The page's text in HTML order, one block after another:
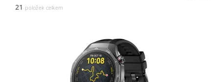
21 položek celkem